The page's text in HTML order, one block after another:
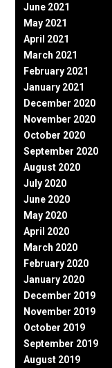
June 2021
May 2021
April 2021
March 2021
February 2021
January 2021
December 2020
November 2020
October 2020
September 2020
August 2020
July 2020
June 2020
May 2020
April 2020
March 2020
February 2020
January 2020
December 2019
November 2019
October 2019
September 2019
August 2019